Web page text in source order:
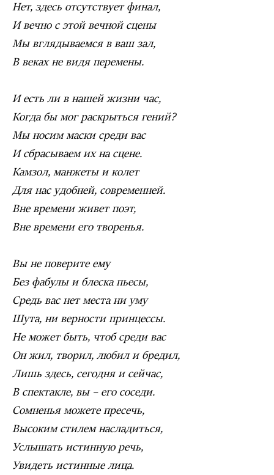
Нет, здесь отсутствует финал,
И вечно с этой вечной сцены
Мы вглядываемся в ваш зал,
В веках не видя перемены.
И есть ли в нашей жизни час,
Когда бы мог раскрыться гений?
Мы носим маски среди вас
И сбрасываем их на сцене.
Камзол, манжеты и колет
Для нас удобней, современней.
Вне времени живет поэт,
Вне времени его творенья.
Вы не поверите ему
Без фабулы и блеска пьесы,
Средь вас нет места ни уму
Шута, ни верности принцессы.
Не может быть, чтоб среди вас
Он жил, творил, любил и бредил,
Лишь здесь, сегодня и сейчас,
В спектакле, вы – его соседи.
Сомненья можете пресечь,
Высоким стилем насладиться,
Услышать истинную речь,
Увидеть истинные лица.